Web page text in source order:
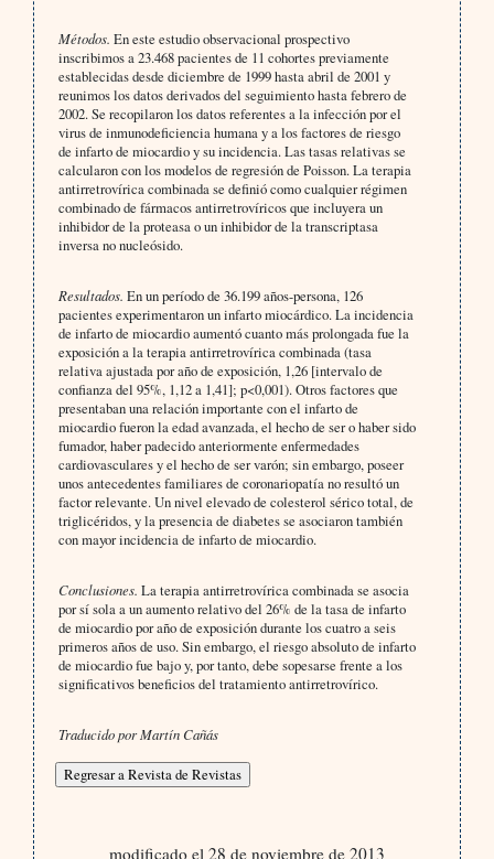
Métodos. En este estudio observacional prospectivo
inscribimos a 23.468 pacientes de 11 cohortes previamente
establecidas desde diciembre de 1999 hasta abril de 2001 y
reunimos los datos derivados del seguimiento hasta febrero de
2002. Se recopilaron los datos referentes a la infección por el
virus de inmunodeficiencia humana y a los factores de riesgo
de infarto de miocardio y su incidencia. Las tasas relativas se
calcularon con los modelos de regresión de Poisson. La terapia
antirretrovírica combinada se definió como cualquier régimen
combinado de fármacos antirretrovíricos que incluyera un
inhibidor de la proteasa o un inhibidor de la transcriptasa
inversa no nucleósido.
Resultados. En un período de 36.199 años-persona, 126
pacientes experimentaron un infarto miocárdico. La incidencia
de infarto de miocardio aumentó cuanto más prolongada fue la
exposición a la terapia antirretrovírica combinada (tasa
relativa ajustada por año de exposición, 1,26 [intervalo de
confianza del 95%, 1,12 a 1,41]; p<0,001). Otros factores que
presentaban una relación importante con el infarto de
miocardio fueron la edad avanzada, el hecho de ser o haber sido
fumador, haber padecido anteriormente enfermedades
cardiovasculares y el hecho de ser varón; sin embargo, poseer
unos antecedentes familiares de coronariopatía no resultó un
factor relevante. Un nivel elevado de colesterol sérico total, de
triglicéridos, y la presencia de diabetes se asociaron también
con mayor incidencia de infarto de miocardio.
Conclusiones. La terapia antirretrovírica combinada se asocia
por sí sola a un aumento relativo del 26% de la tasa de infarto
de miocardio por año de exposición durante los cuatro a seis
primeros años de uso. Sin embargo, el riesgo absoluto de infarto
de miocardio fue bajo y, por tanto, debe sopesarse frente a los
significativos beneficios del tratamiento antirretrovírico.
Traducido por Martín Cañás
modificado el 28 de noviembre de 2013